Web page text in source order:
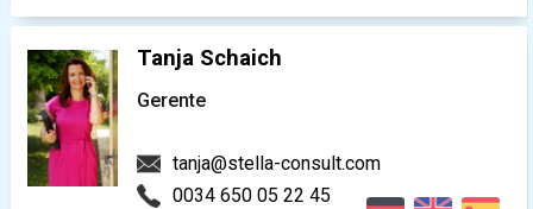
Tanja Schaich
Gerente
tanja@stella-consult.com
0034 650 05 22 45